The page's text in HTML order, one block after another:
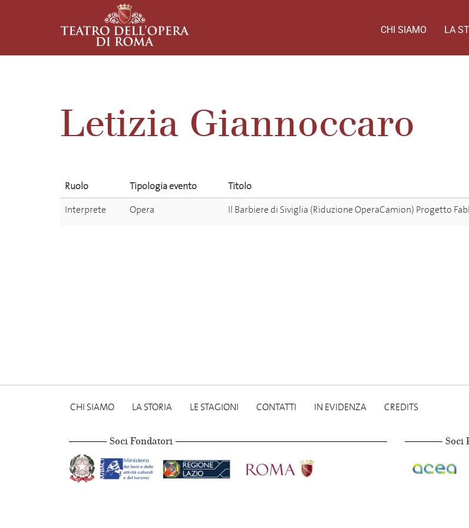
CHI SIAMO LA
Letizia Giannoccaro
Ruolo Tipologia evento
Titolo
Interprete
Opera Il Barbiere di Siviglia (Riduzione OperaCamion) Progetto
CHI SIAMO LA STORIA LE STAGIONI CONTATTI IN EVIDENZA CREDITS
Soci Fondatori Soci